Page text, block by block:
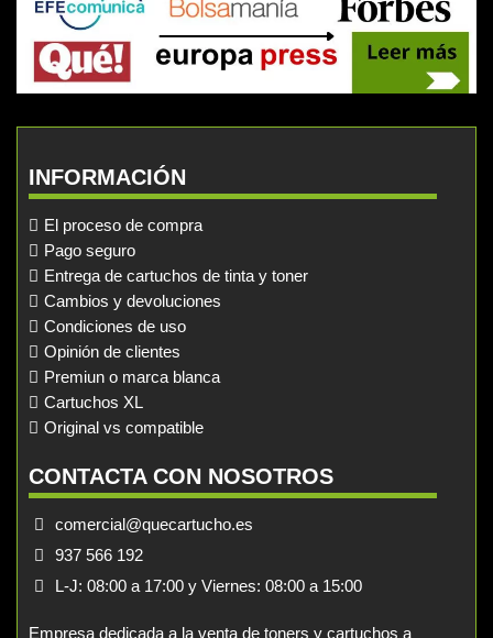
INFORMACIÓN
El proceso de compra
Pago seguro
Entrega de cartuchos de tinta y toner
Cambios y devoluciones
Condiciones de uso
Opinión de clientes
Premiun o marca blanca
Cartuchos XL
Original vs compatible
CONTACTA CON NOSOTROS
comercial@quecartucho.es
937 566 192
L-J: 08:00 a 17:00 y Viernes: 08:00 a 15:00
Empresa dedicada a la venta de toners y cartuchos a